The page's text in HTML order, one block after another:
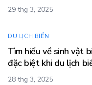
29 thg 3, 2025
DU LỊCH BIỂN
Tìm hiểu về sinh vật
đặc biệt khi du lịch
28 thg 3, 2025